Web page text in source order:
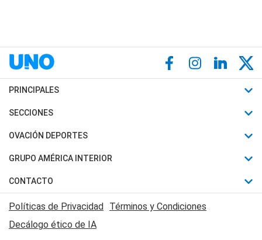
PRINCIPALES
Últimas Noticias
Política
Judiciales
Economia
SECCIONES
Horóscopo
Motores
Trucos caseros
Series y Películas
Edictos y Solicitadas
OVACIÓN DEPORTES
Fútbol
Mundial
Automovilismo
Rugby
GRUPO AMÉRICA INTERIOR
Canal 7 en Vivo
CONTACTO
Acerca de Nosotros
Contactanos
Políticas de Privacidad
Términos y Condiciones
Decálogo ético de IA